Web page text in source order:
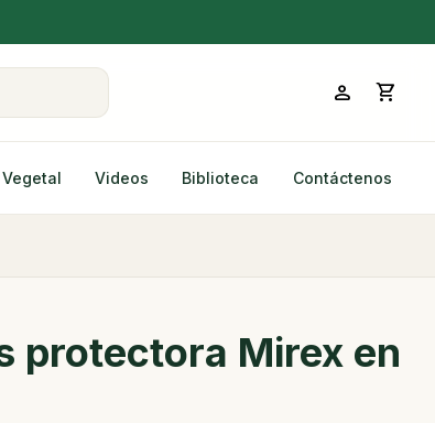
person shopping_cart
Videos Biblioteca Contáctenos
protectora Mirex en